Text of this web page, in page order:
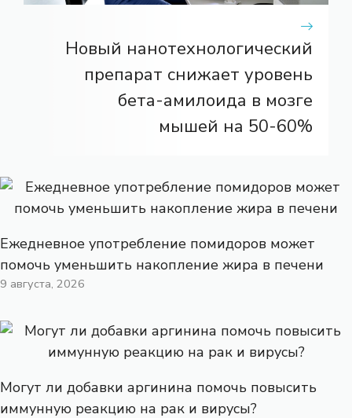
Новый нанотехнологический
препарат снижает уровень
бета-амилоида в мозге
мышей на 50-60%
Ежедневное употребление помидоров может
помочь уменьшить накопление жира в печени
9 августа, 2026
Могут ли добавки аргинина помочь повысить
иммунную реакцию на рак и вирусы?